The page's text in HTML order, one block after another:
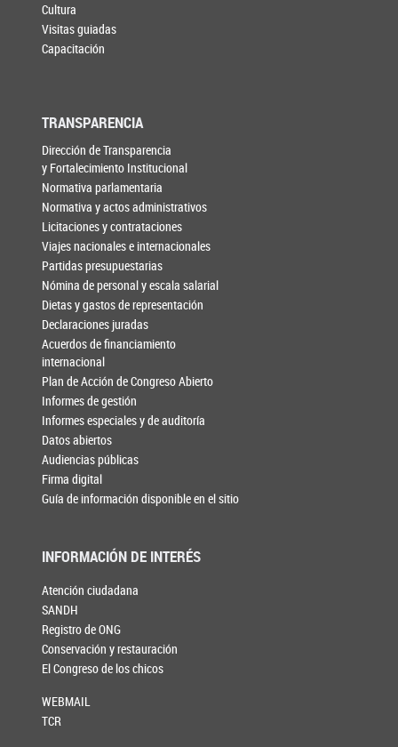
Cultura
Visitas guiadas
Capacitación
TRANSPARENCIA
Dirección de Transparencia
y Fortalecimiento Institucional
Normativa parlamentaria
Normativa y actos administrativos
Licitaciones y contrataciones
Viajes nacionales e internacionales
Partidas presupuestarias
Nómina de personal y escala salarial
Dietas y gastos de representación
Declaraciones juradas
Acuerdos de financiamiento
internacional
Plan de Acción de Congreso Abierto
Informes de gestión
Informes especiales y de auditoría
Datos abiertos
Audiencias públicas
Firma digital
Guía de información disponible en el sitio
INFORMACIÓN DE INTERÉS
Atención ciudadana
SANDH
Registro de ONG
Conservación y restauración
El Congreso de los chicos
WEBMAIL
TCR